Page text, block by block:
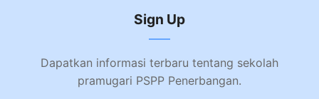
Sign Up
Dapatkan informasi terbaru tentang sekolah
pramugari PSPP Penerbangan.